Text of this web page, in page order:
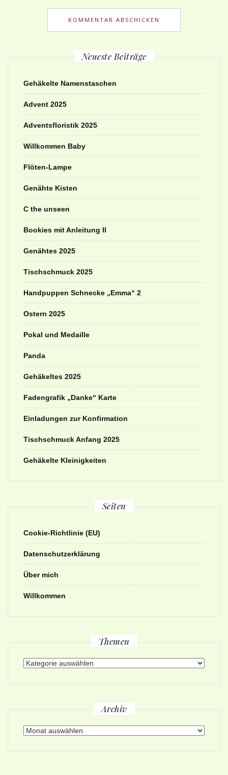
Neueste Beiträge
Gehäkelte Namenstaschen
Advent 2025
Adventsfloristik 2025
Willkommen Baby
Flöten-Lampe
Genähte Kisten
C the unseen
Bookies mit Anleitung II
Genähtes 2025
Tischschmuck 2025
Handpuppen Schnecke „Emma“ 2
Ostern 2025
Pokal und Medaille
Panda
Gehäkeltes 2025
Fadengrafik „Danke“ Karte
Einladungen zur Konfirmation
Tischschmuck Anfang 2025
Gehäkelte Kleinigkeiten
Seiten
Cookie-Richtlinie (EU)
Datenschutzerklärung
Über mich
Willkommen
Themen
Themen
Archiv
Archiv